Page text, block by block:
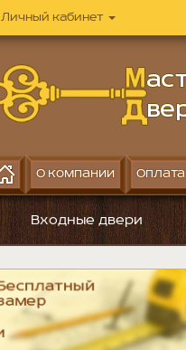
Личный кабинет
О компании Оплата
Входные двери